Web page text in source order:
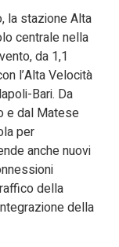
la stazione Alta
centrale nella
da 1,1
l’Alta Velocità
Bari. Da
e dal Matese
per
anche nuovi
della
della